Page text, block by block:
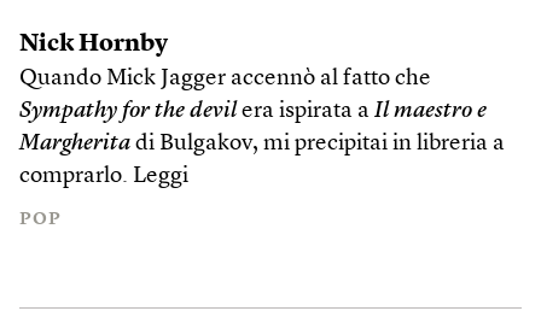
Nick Hornby
Quando Mick Jagger accennò al fatto che
Sympathy for the devil era ispirata a Il maestro e
Margherita di Bulgakov, mi precipitai in libreria a
comprarlo. Leggi
POP